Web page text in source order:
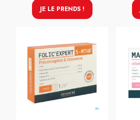
JE LE PRENDS !